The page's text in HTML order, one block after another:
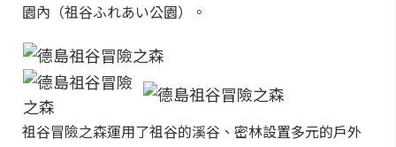
園內（祖谷ふれあい公園）。
祖谷冒險之森運用了祖谷的溪谷、密林設置多元的戶外